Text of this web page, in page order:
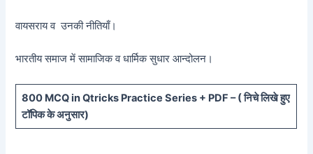
वायसराय व उनकी नीतियाँ।
भारतीय समाज में सामाजिक व धार्मिक सुधार आन्दोलन।
800 MCQ in Qtricks Practice Series + PDF – (निचे लिखे हुए
टॉपिक के अनुसार)